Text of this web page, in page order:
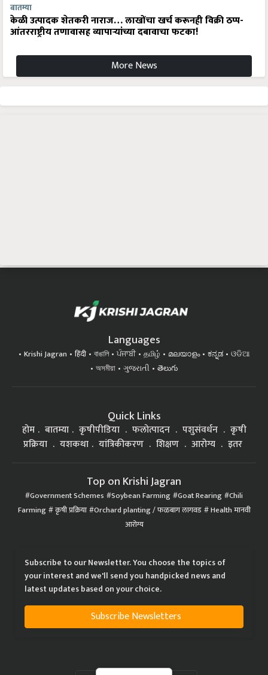
बातम्या
केळी उत्पादक शेतकरी नाराज… लाखोंचा खर्च करूनही विक्री ठप्प-
आंतरराष्ट्रीय तणावासह व्यापाऱ्यांच्या दबावाचा फटका!
More News
Languages
Krishi Jagran हिंदी বাঙালি ਪੰਜਾਬੀ தமிழ் മലയാളം ಕನ್ನಡ
ଓଡିଆ
অসমীয়া
ગુજરાતી తెలుగు
Quick Links
होम बातम्या कृषीपीडिया फलोत्पादन पशुसंवर्धन
कृषी
प्रक्रिया
यशकथा यांत्रिकीकरण शिक्षण आरोग्य इतर
Top on Krishi Jagran
Government Schemes Soybean Farming Goat Rearing Chili
Farming कृषी प्रक्रिया Orchard planting / फळबाग लागवड Health मानवी
आरोग्य
Subscribe to our Newsletter. You choose the topics of
your interest and we'll send you handpicked news and
latest updates based on your choice.
Subscribe Newsletters